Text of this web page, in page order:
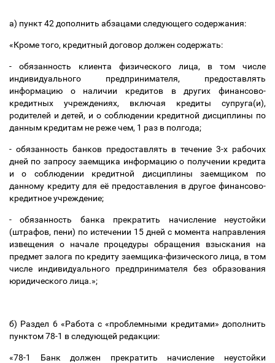
а) пункт 42 дополнить абзацами следующего содержания:
«Кроме того, кредитный договор должен содержать:
- обязанность клиента физического лица, в том числе
индивидуального предпринимателя, предоставлять
информацию о наличии кредитов в других финансово-
кредитных учреждениях, включая кредиты супруга(и),
родителей и детей, и о соблюдении кредитной дисциплины по
данным кредитам не реже чем, 1 раз в полгода;
- обязанность банков предоставлять в течение 3-х рабочих
дней по запросу заемщика информацию о получении кредита
и о соблюдении кредитной дисциплины заемщиком по
данному кредиту для её предоставления в другое финансово-
кредитное учреждение;
- обязанность банка прекратить начисление неустойки
(штрафов, пени) по истечении 15 дней с момента направления
извещения о начале процедуры обращения взыскания на
предмет залога по кредиту заемщика-физического лица, в том
числе индивидуального предпринимателя без образования
юридического лица.»;
б) Раздел 6 «Работа с «проблемными кредитами» дополнить
пунктом 78-1 в следующей редакции:
«78-1 Банк должен прекратить начисление неустойки